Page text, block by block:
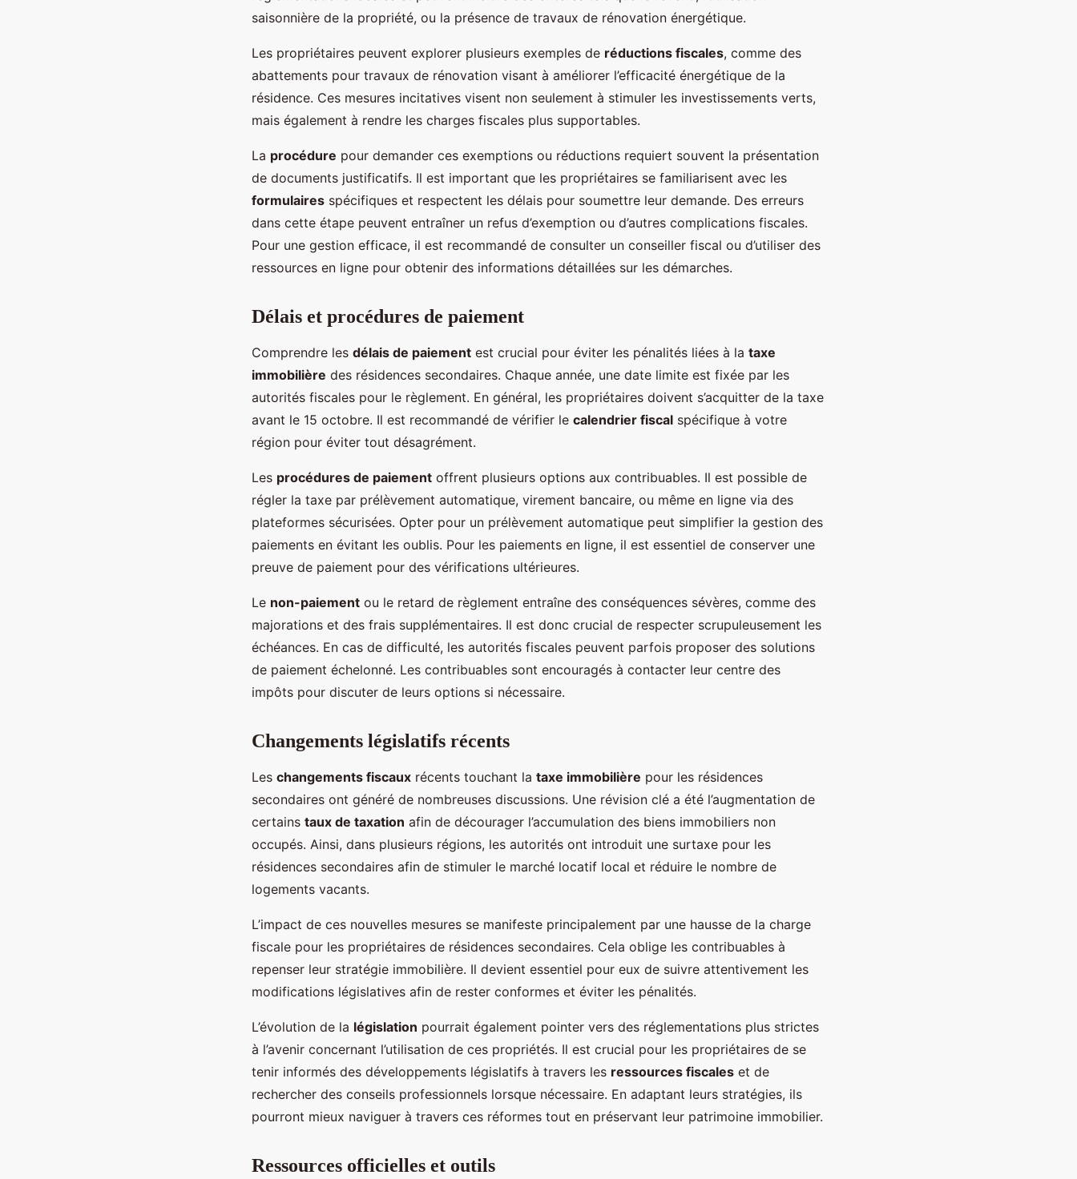
saisonnière de la propriété, ou la présence de travaux de rénovation énergétique.
Les propriétaires peuvent explorer plusieurs exemples de réductions fiscales, comme des
abattements pour travaux de rénovation visant à améliorer l’efficacité énergétique de la
résidence. Ces mesures incitatives visent non seulement à stimuler les investissements verts,
mais également à rendre les charges fiscales plus supportables.
La procédure pour demander ces exemptions ou réductions requiert souvent la présentation
de documents justificatifs. Il est important que les propriétaires se familiarisent avec les
formulaires spécifiques et respectent les délais pour soumettre leur demande. Des erreurs
dans cette étape peuvent entraîner un refus d’exemption ou d’autres complications fiscales.
Pour une gestion efficace, il est recommandé de consulter un conseiller fiscal ou d’utiliser des
ressources en ligne pour obtenir des informations détaillées sur les démarches.
Délais et procédures de paiement
Comprendre les délais de paiement est crucial pour éviter les pénalités liées à la taxe
immobilière des résidences secondaires. Chaque année, une date limite est fixée par les
autorités fiscales pour le règlement. En général, les propriétaires doivent s’acquitter de la taxe
avant le 15 octobre. Il est recommandé de vérifier le calendrier fiscal spécifique à votre
région pour éviter tout désagrément.
Les procédures de paiement offrent plusieurs options aux contribuables. Il est possible de
régler la taxe par prélèvement automatique, virement bancaire, ou même en ligne via des
plateformes sécurisées. Opter pour un prélèvement automatique peut simplifier la gestion des
paiements en évitant les oublis. Pour les paiements en ligne, il est essentiel de conserver une
preuve de paiement pour des vérifications ultérieures.
Le non-paiement ou le retard de règlement entraîne des conséquences sévères, comme des
majorations et des frais supplémentaires. Il est donc crucial de respecter scrupuleusement les
échéances. En cas de difficulté, les autorités fiscales peuvent parfois proposer des solutions
de paiement échelonné. Les contribuables sont encouragés à contacter leur centre des
impôts pour discuter de leurs options si nécessaire.
Changements législatifs récents
Les changements fiscaux récents touchant la taxe immobilière pour les résidences
secondaires ont généré de nombreuses discussions. Une révision clé a été l’augmentation de
certains taux de taxation afin de décourager l’accumulation des biens immobiliers non
occupés. Ainsi, dans plusieurs régions, les autorités ont introduit une surtaxe pour les
résidences secondaires afin de stimuler le marché locatif local et réduire le nombre de
logements vacants.
L’impact de ces nouvelles mesures se manifeste principalement par une hausse de la charge
fiscale pour les propriétaires de résidences secondaires. Cela oblige les contribuables à
repenser leur stratégie immobilière. Il devient essentiel pour eux de suivre attentivement les
modifications législatives afin de rester conformes et éviter les pénalités.
L’évolution de la législation pourrait également pointer vers des réglementations plus strictes
à l’avenir concernant l’utilisation de ces propriétés. Il est crucial pour les propriétaires de se
tenir informés des développements législatifs à travers les ressources fiscales et de
rechercher des conseils professionnels lorsque nécessaire. En adaptant leurs stratégies, ils
pourront mieux naviguer à travers ces réformes tout en préservant leur patrimoine immobilier.
Ressources officielles et outils